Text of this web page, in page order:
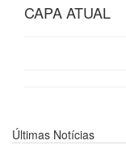
CAPA ATUAL
Últimas Notícias